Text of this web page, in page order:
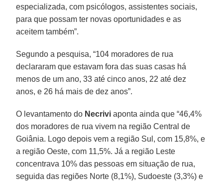
especializada, com psicólogos, assistentes sociais,
para que possam ter novas oportunidades e as
aceitem também”.
Segundo a pesquisa, “104 moradores de rua
declararam que estavam fora das suas casas há
menos de um ano, 33 até cinco anos, 22 até dez
anos, e 26 há mais de dez anos”.
O levantamento do Necrivi aponta ainda que “46,4%
dos moradores de rua vivem na região Central de
Goiânia. Logo depois vem a região Sul, com 15,8%, e
a região Oeste, com 11,5%. Já a região Leste
concentrava 10% das pessoas em situação de rua,
seguida das regiões Norte (8,1%), Sudoeste (3,3%) e